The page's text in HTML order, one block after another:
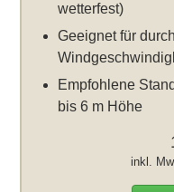
wetterfest)
Geeignet für
Empfohlene
bis 6 m Höhe
inkl.